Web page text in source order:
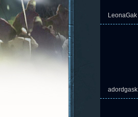
LeonaGak
adordgask